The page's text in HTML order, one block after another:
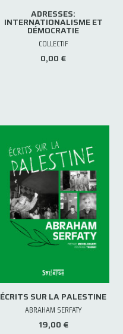
ADRESSES:
INTERNATIONALISME ET
DÉMOCRATIE
COLLECTIF
0,00 €
ÉCRITS SUR LA PALESTINE
ABRAHAM SERFATY
19,00 €